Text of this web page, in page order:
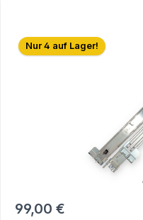
Bildergalerie überspringen
Nur 4 auf Lager!
99,00 €